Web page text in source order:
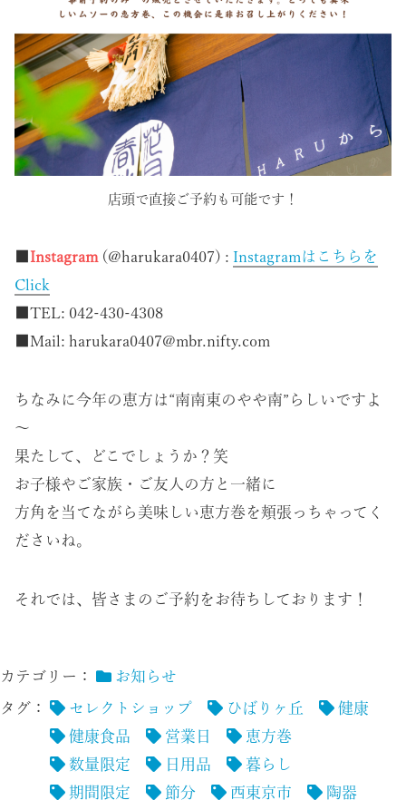
店頭で直接ご予約も可能です！
Instagram (@harukara0407) : Instagramはこちらを
Click
■TEL: 042-430-4308
■Mail: harukara0407@mbr.nifty.com
ちなみに今年の恵方は“南南東のやや南”らしいですよ
～
果たして、どこでしょうか？笑
お子様やご家族・ご友人の方と一緒に
方角を当てながら美味しい恵方巻を頬張っちゃってく
ださいね。
それでは、皆さまのご予約をお待ちしております！
カテゴリー： お知らせ
タグ： セレクトショップ ひばりヶ丘
健康
健康食品
営業日
恵方巻
数量限定
日用品
暮らし
期間限定
節分 西東京市 陶器